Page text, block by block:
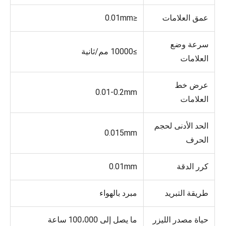
عمق العلامات ≤0.01mm
سرعة وضع
العلامات
≥10000 مم/ثانية
عرض خط
العلامات
0.01-0.2mm
الحد الأدنى لحجم
الحرف
0.015mm
كرر الدقة 0.01mm
طريقة التبريد مبرد بالهواء
حياة مصدر الليزر ما يصل إلى 100،000 ساعة